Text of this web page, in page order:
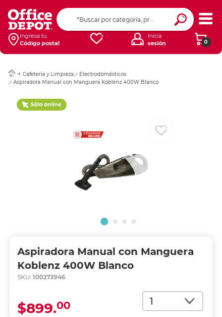
Ingresa tu
Código postal
0
Inicia
sesión
Cafetería y Limpieza
Electrodomésticos
Aspiradora Manual con Manguera Koblenz 400W Blanco
Aspiradora Manual con Manguera
Koblenz 400W Blanco
SKU: 100273946
Cantidad
$899.00
Ingresar Codigo